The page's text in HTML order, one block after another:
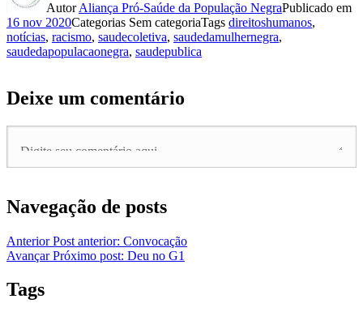
AutorAliança Pró-Saúde da População NegraPublicado em
16 nov 2020Categorias Sem categoriaTags direitoshumanos,
notícias, racismo, saudecoletiva, saudedamulhernegra,
saudedapopulacaonegra, saudepublica
Deixe um comentário
Navegação de posts
Anterior Post anterior: Convocação
Avançar Próximo post: Deu no G1
Tags